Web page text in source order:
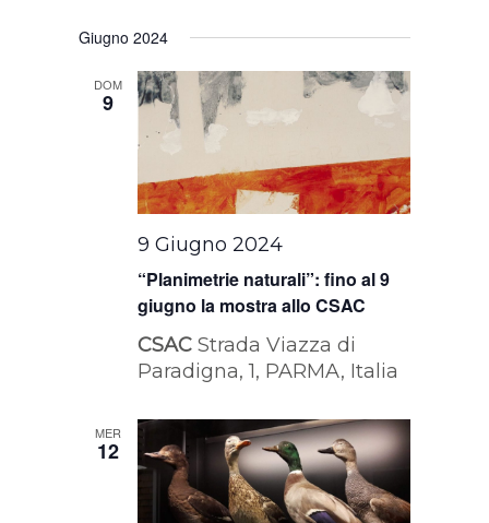
Giugno 2024
DOM
9
“Planimetrie naturali”: fino al 9
giugno la mostra allo CSAC
9 Giugno 2024
CSACStrada Viazza di
Paradigna, 1, PARMA, Italia
MER
12